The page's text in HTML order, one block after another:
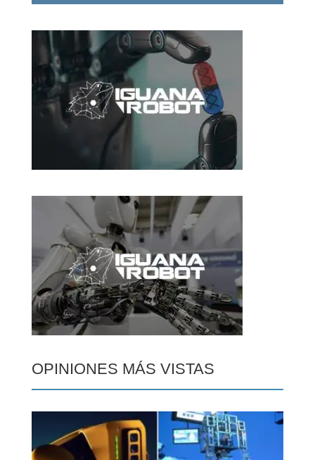
OPINIONES MÁS VISTAS